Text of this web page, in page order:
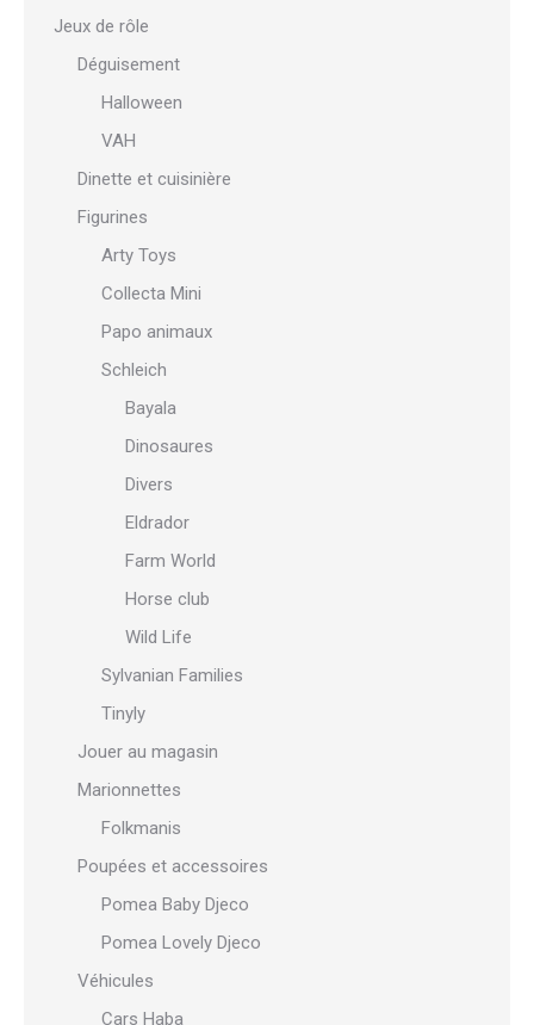
Jeux de rôle
Déguisement
Halloween
VAH
Dinette et cuisinière
Figurines
Arty Toys
Collecta Mini
Papo animaux
Schleich
Bayala
Dinosaures
Divers
Eldrador
Farm World
Horse club
Wild Life
Sylvanian Families
Tinyly
Jouer au magasin
Marionnettes
Folkmanis
Poupées et accessoires
Pomea Baby Djeco
Pomea Lovely Djeco
Véhicules
Cars Haba